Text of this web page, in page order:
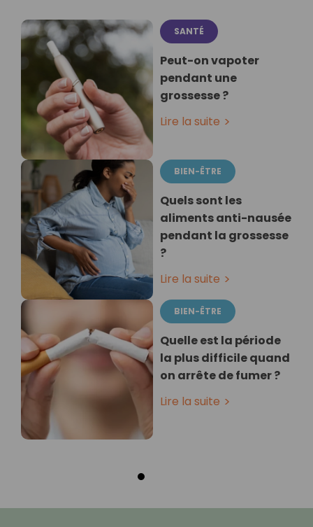
SANTÉ
Peut-on vapoter
pendant une
grossesse ?
Lire la suite
BIEN-ÊTRE
Quels sont les
aliments anti-nausée
pendant la grossesse
?
Lire la suite
BIEN-ÊTRE
Quelle est la période
la plus difficile quand
on arrête de fumer ?
Lire la suite